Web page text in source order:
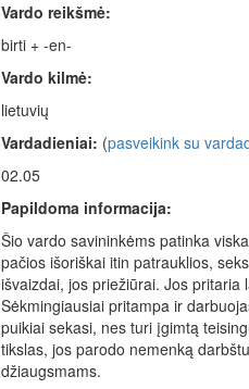
Vardo reikšmė:
birti + -en-
Vardo kilmė:
lietuvių
Vardadieniai: (pasveikink su
02.05
Papildoma informacija:
Šio vardo savininkėms patinka
pačios išoriškai itin patrauklios,
išvaizdai, jos priežiūrai. Jos pritaria
Sėkmingiausiai pritampa ir
puikiai sekasi, nes turi įgimtą
tikslas, jos parodo nemenką
džiaugsmams.